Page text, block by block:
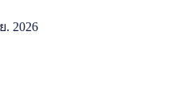
. 2026